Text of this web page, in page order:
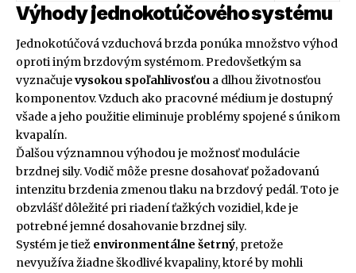
Výhody jednokotúčového systému
Jednokotúčová vzduchová brzda ponúka množstvo výhod
oproti iným brzdovým systémom. Predovšetkým sa
vyznačujevysokou spoľahlivosťou a dlhou životnosťou
komponentov. Vzduch ako pracovné médium je dostupný
všade a jeho použitie eliminuje problémy spojené s únikom
kvapalín.
Ďalšou významnou výhodou je možnosť modulácie
brzdnej sily. Vodič môže presne dosahovať požadovanú
intenzitu brzdenia zmenou tlaku na brzdový pedál. Toto je
obzvlášť dôležité pri riadení ťažkých vozidiel, kde je
potrebné jemné dosahovanie brzdnej sily.
Systém je tiež environmentálne šetrný, pretože
nevyužíva žiadne škodlivé kvapaliny, ktoré by mohli